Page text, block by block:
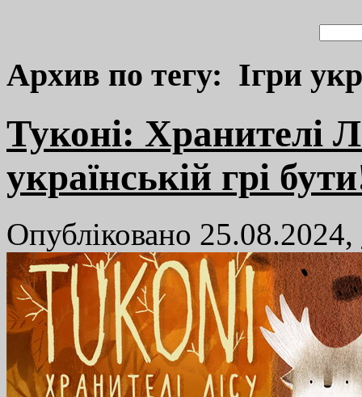
Архив по тегу: Ігри
Туконі: Хранителі
українській грі
Опубліковано 25.08.2024,